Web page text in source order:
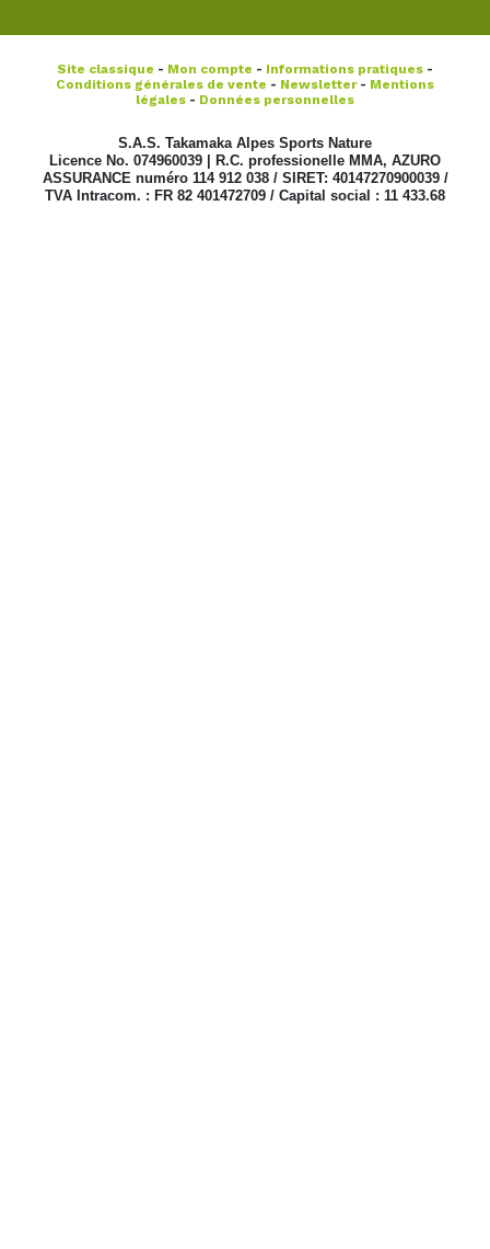
Site classique - Mon compte - Informations pratiques -
Conditions générales de vente - Newsletter- Mentions
légales - Données personnelles
S.A.S. Takamaka Alpes Sports Nature
Licence No. 074960039 | R.C. professionelle MMA, AZURO
ASSURANCE numéro 114 912 038 / SIRET: 40147270900039 /
TVA Intracom. : FR 82 401472709 / Capital social : 11 433.68